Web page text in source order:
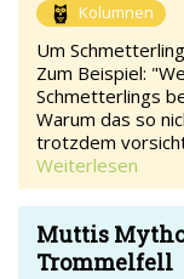
Kolumnen
Um
Zum Beispiel:
Schmetterlings
Warum das so
trotzdem
Weiterlesen
Muttis
Trommelfell